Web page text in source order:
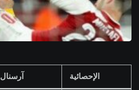
الإحصائية آرسنال